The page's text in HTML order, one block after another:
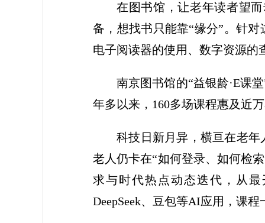
在图书馆，让老年读者望
备，想找书只能靠“缘分”。针
电子阅读器的使用、数字资源的
南京图书馆的“益银龄·E课
年多以来，160多场课程惠及近
科技日新月异，横亘在老
老人仍卡在“如何登录、如何检
求与时代热点动态迭代，从
DeepSeek、豆包等AI应用，课